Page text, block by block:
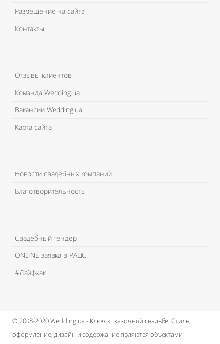
Размещение на сайте
Контакты
Отзывы клиентов
Команда Wedding.ua
Вакансии Wedding.ua
Карта сайта
Новости свадебных компаний
Благотворительность
Свадебный тендер
ONLINE заявка в РАЦС
#Лайфхак
© 2008-2020 Wedding.ua - Ключ к сказочной свадьбе. Стиль,
оформление, дизайн и содержание являются объектами